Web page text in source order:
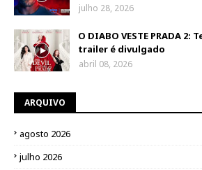
julho 28, 2026
O DIABO VESTE PRADA
trailer é divulgado
abril 08, 2026
ARQUIVO
agosto 2026
julho 2026